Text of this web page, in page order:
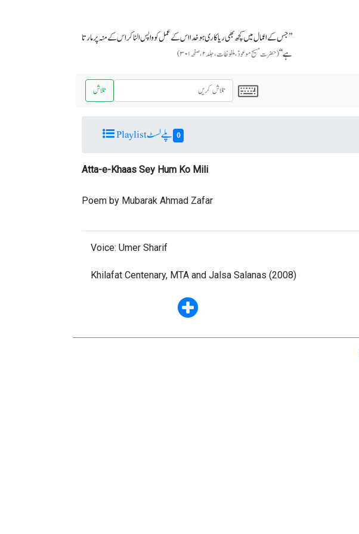
’’جس کے اعمال میں کچھ بھی ریاکاری ہوخدا اس کے عمل کو واپس الٹاکر اس کے منہ پر مارتا
ہے‘‘(حضرت مسیح موعودؑ،ملفوظات ، جلد ۲، صفحہ ۳۰۱)
تلاش
0 پلے لسٹ Playlist
Atta-e-Khaas Sey Hum Ko Mili
Poem by Mubarak Ahmad Zafar
Voice: Umer Sharif
Khilafat Centenary, MTA and Jalsa Salanas (2008)